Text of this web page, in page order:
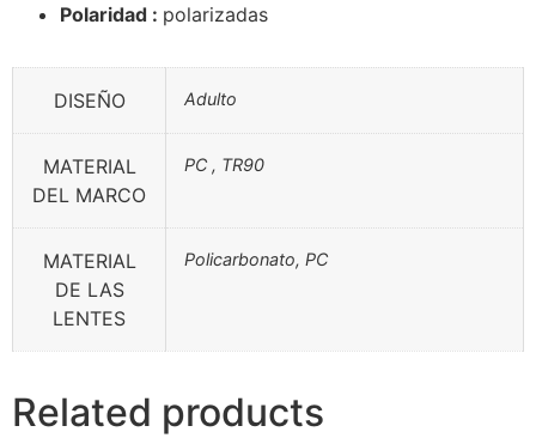
Polaridad : polarizadas
DISEÑO Adulto
MATERIAL
DEL MARCO
PC , TR90
MATERIAL
DE LAS
LENTES
Policarbonato, PC
Related products